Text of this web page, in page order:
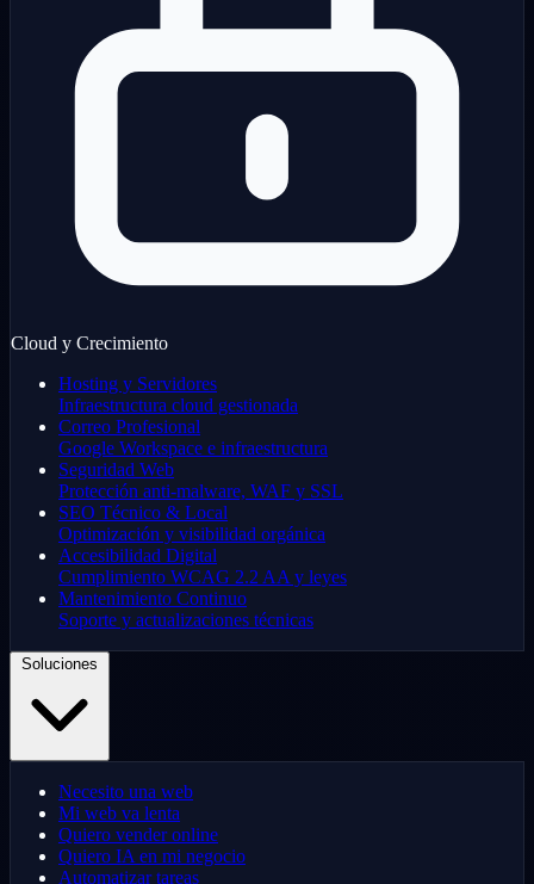
Cloud y Crecimiento
Hosting y Servidores
Infraestructura cloud gestionada
Correo Profesional
Google Workspace e infraestructura
Seguridad Web
Protección anti-malware, WAF y SSL
SEO Técnico & Local
Optimización y visibilidad orgánica
Accesibilidad Digital
Cumplimiento WCAG 2.2 AA y leyes
Mantenimiento Continuo
Soporte y actualizaciones técnicas
Necesito una web
Mi web va lenta
Quiero vender online
Quiero IA en mi negocio
Automatizar tareas